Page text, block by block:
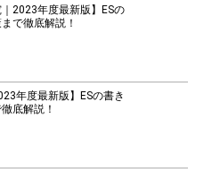
｜2023年度最新版】ESの
で徹底解説！
年度最新版】ESの書き
底解説！